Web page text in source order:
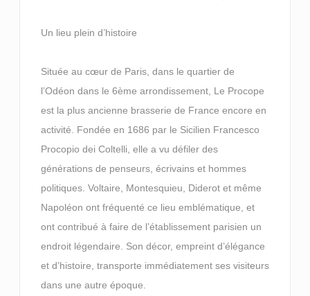
Un lieu plein d’histoire
Située au cœur de Paris, dans le quartier de
l’Odéon dans le 6ème arrondissement, Le Procope
est la plus ancienne brasserie de France encore en
activité. Fondée en 1686 par le Sicilien Francesco
Procopio dei Coltelli, elle a vu défiler des
générations de penseurs, écrivains et hommes
politiques. Voltaire, Montesquieu, Diderot et même
Napoléon ont fréquenté ce lieu emblématique, et
ont contribué à faire de l’établissement parisien un
endroit légendaire. Son décor, empreint d’élégance
et d’histoire, transporte immédiatement ses visiteurs
dans une autre époque.